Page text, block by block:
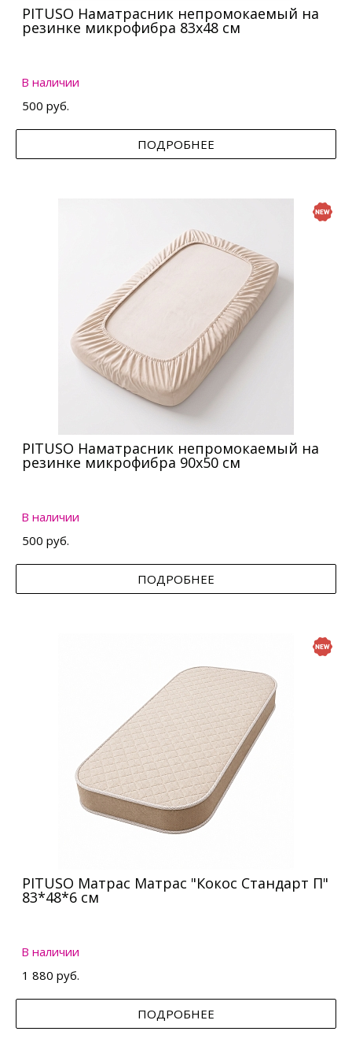
PITUSO Наматрасник непромокаемый на
резинке микрофибра 83х48 см
В наличии
500 руб.
ПОДРОБНЕЕ
PITUSO Наматрасник непромокаемый на
резинке микрофибра 90х50 см
В наличии
500 руб.
ПОДРОБНЕЕ
PITUSO Матрас Матрас "Кокос Стандарт П"
83*48*6 см
В наличии
1 880 руб.
ПОДРОБНЕЕ